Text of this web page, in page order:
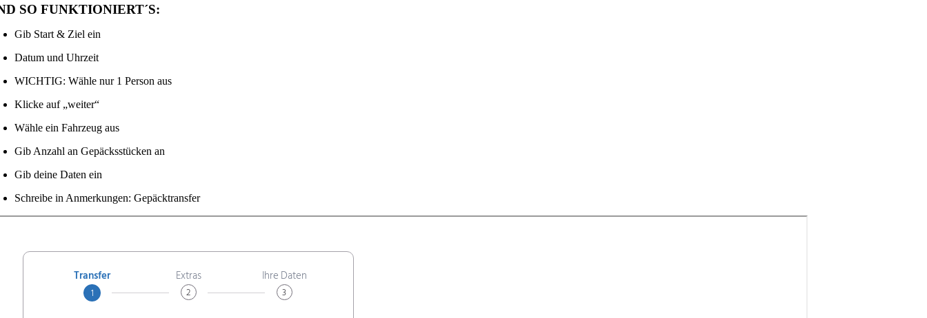
SO FUNKTIONIERT´S:
Gib Start & Ziel ein
Datum und Uhrzeit
WICHTIG: Wähle nur 1 Person aus
Klicke auf „weiter“
Wähle ein Fahrzeug aus
Gib Anzahl an Gepäcksstücken an
Gib deine Daten ein
Schreibe in Anmerkungen: Gepäcktransfer